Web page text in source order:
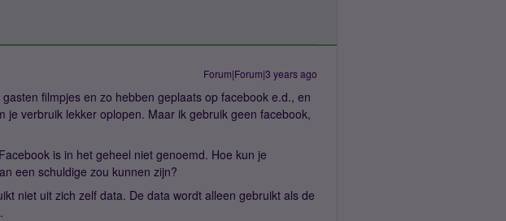
Forum|Forum|3 years ago
filmpjes en zo hebben geplaats op facebook e.d., en
je verbruik lekker oplopen. Maar ik gebruik geen facebook,
is in het geheel niet genoemd. Hoe kun je
een schuldige zou kunnen zijn?
niet uit zich zelf data. De data wordt alleen gebruikt als de